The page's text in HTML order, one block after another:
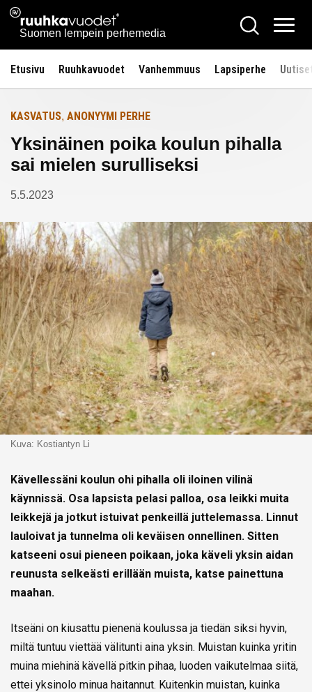
Siirry
sisältöön
Ruuhkavuodet.fi
Suomen lempein perhemedia
Hae
Etusivu Ruuhkavuodet Vanhemmuus Lapsiperhe
Etusivulle
KASVATUS, ANONYYMI PERHE
Yksinäinen poika koulun pihalla
sai mielen surulliseksi
5.5.2023
Kuva: Kostiantyn Li
Kävellessäni koulun ohi pihalla oli iloinen vilinä
käynnissä. Osa lapsista pelasi palloa, osa leikki muita
leikkejä ja jotkut istuivat penkeillä juttelemassa. Linnut
lauloivat ja tunnelma oli keväisen onnellinen. Sitten
katseeni osui pieneen poikaan, joka käveli yksin aidan
reunusta selkeästi erillään muista, katse painettuna
maahan.
Itseäni on kiusattu pienenä koulussa ja tiedän siksi hyvin,
miltä tuntuu viettää välitunti aina yksin. Muistan kuinka yritin
muina miehinä kävellä pitkin pihaa, luoden vaikutelmaa siitä,
ettei yksinolo minua haitannut. Kuitenkin muistan, kuinka